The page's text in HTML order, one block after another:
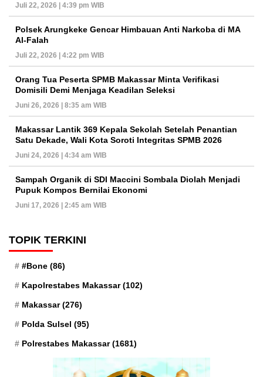
Juli 22, 2026 | 4:39 pm WIB
Polsek Arungkeke Gencar Himbauan Anti Narkoba di MA
Al-Falah
Juli 22, 2026 | 4:22 pm WIB
Orang Tua Peserta SPMB Makassar Minta Verifikasi
Domisili Demi Menjaga Keadilan Seleksi
Juni 26, 2026 | 8:35 am WIB
Makassar Lantik 369 Kepala Sekolah Setelah Penantian
Satu Dekade, Wali Kota Soroti Integritas SPMB 2026
Juni 24, 2026 | 4:34 am WIB
Sampah Organik di SDI Maccini Sombala Diolah Menjadi
Pupuk Kompos Bernilai Ekonomi
Juni 17, 2026 | 2:45 am WIB
TOPIK TERKINI
#Bone (86)
Kapolrestabes Makassar(102)
Makassar(276)
Polda Sulsel (95)
Polrestabes Makassar(1681)